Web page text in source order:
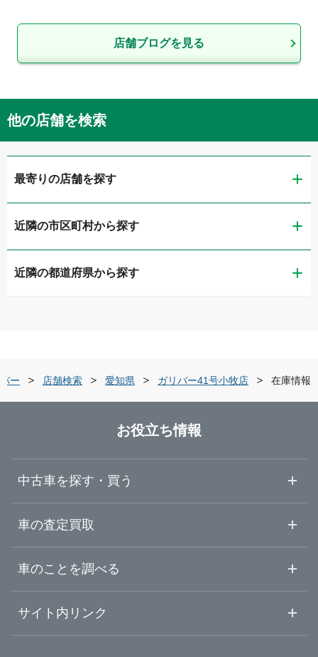
店舗ブログを見る
他の店舗を検索
最寄りの店舗を探す
ガリバー岩塚本通店
ガリバー新瑞店
ガリバー名古屋茶屋店
ガリバー名古屋大森インター店
ガリバー名古屋第二出張査定センター
ガリバー天白島田店
ガリバーR1豊橋店
近隣の市区町村から探す
名古屋市中村区
名古屋市名東区
名古屋市天白区
豊橋市
近隣の都道府県から探す
山梨県
長野県
岐阜県
ー 店舗検索 愛知県 ガリバー41号小牧店 在庫情報
お役立ち情報
中古車を探す・買う
中古車情報・中古車検索
初めての中古車購入ガイド
車の査定買取
車査定・車買取ならガリバー
ガリバーの査定が選ばれる理由
車のことを調べる
車初心者まとめ
サイト内リンク